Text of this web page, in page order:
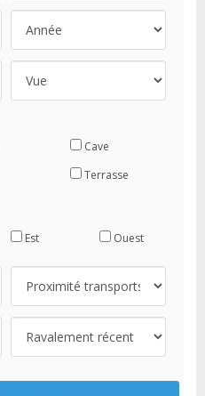
Cave
Terrasse
Est Ouest